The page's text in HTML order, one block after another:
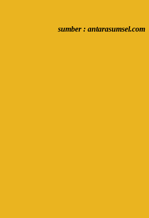
sumber : antarasumsel.com